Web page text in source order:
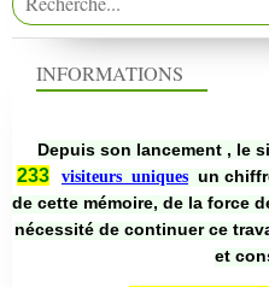
INFORMATIONS
Depuis son lancement , le
233
visiteurs uniques un
de cette mémoire, de la force
nécessité de continuer ce
et